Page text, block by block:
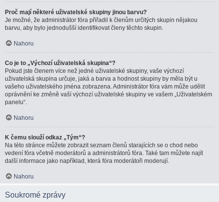
Proč mají některé uživatelské skupiny jinou barvu?
Je možné, že administrátor fóra přiřadil k členům určitých skupin nějakou
barvu, aby bylo jednodušší identifikovat členy těchto skupin.
Nahoru
Co je to „Výchozí uživatelská skupina“?
Pokud jste členem více než jedné uživatelské skupiny, vaše výchozí
uživatelská skupina určuje, jaká a barva a hodnost skupiny by měla být u
vašeho uživatelského jména zobrazena. Administrátor fóra vám může udělit
oprávnění ke změně vaší výchozí uživatelské skupiny ve vašem „Uživatelském
panelu“.
Nahoru
K čemu slouží odkaz „Tým“?
Na této stránce můžete zobrazit seznam členů starajících se o chod nebo
vedení fóra včetně moderátorů a administrátorů fóra. Také tam můžete najít
další informace jako například, která fóra moderátoři moderují.
Nahoru
Soukromé zprávy